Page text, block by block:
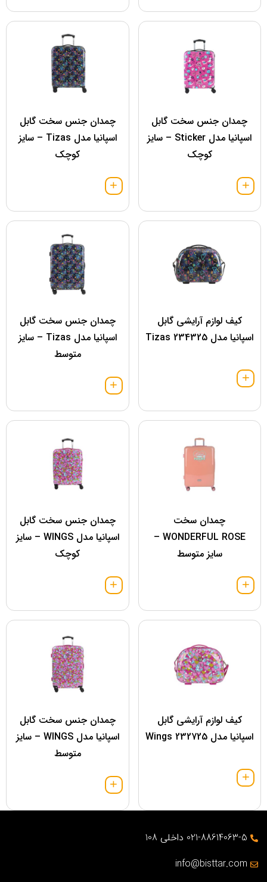
چمدان جنس سخت گابل
اسپانیا مدل Sticker – سایز
کوچک
چمدان جنس سخت گابل
اسپانیا مدل Tizas – سایز
کوچک
کیف لوازم آرایشی گابل
اسپانیا مدل 234325 Tizas
چمدان جنس سخت گابل
اسپانیا مدل Tizas – سایز
متوسط
چمدان سخت
WONDERFUL ROSE –
سایز متوسط
چمدان جنس سخت گابل
اسپانیا مدل WINGS – سایز
کوچک
کیف لوازم آرایشی گابل
اسپانیا مدل 232725 Wings
چمدان جنس سخت گابل
اسپانیا مدل WINGS – سایز
متوسط
021-88614063-5 داخلی 108
info@bisttar.com